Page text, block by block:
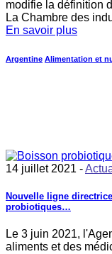
modifie la définition
La Chambre des
En savoir plus
Argentine Alimentation et
14 juillet 2021 -
Nouvelle ligne
probiotiques…
Le 3 juin 2021,
aliments et des